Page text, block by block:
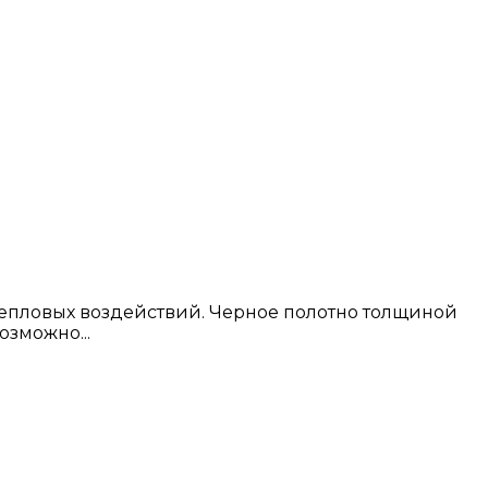
воздействий. Черное полотно толщиной